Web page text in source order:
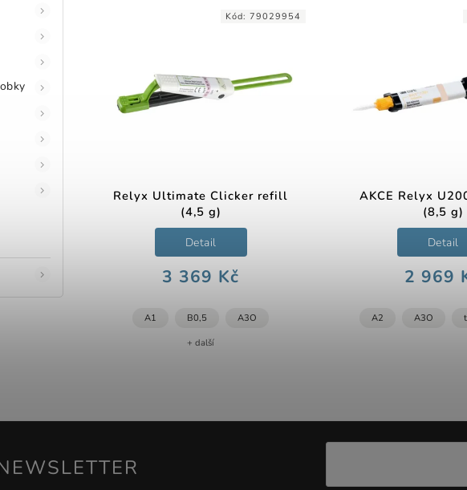
Relyx Ultimate Clicker refill
(4,5 g)
3 369 Kč
Detail
A1 B0,5 A3O
+ další
Kód: 79029954
AKCE Relyx
(8,5 g)
2 969
Detail
A2 A3O